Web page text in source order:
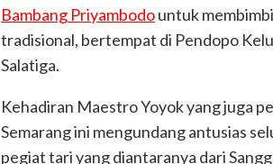
Bambang Priyambodountuk
tradisional, bertempat di Pendopo
Salatiga.
Kehadiran Maestro Yoyok yang juga
Semarang ini mengundang antusias
pegiat tari yang diantaranya dari